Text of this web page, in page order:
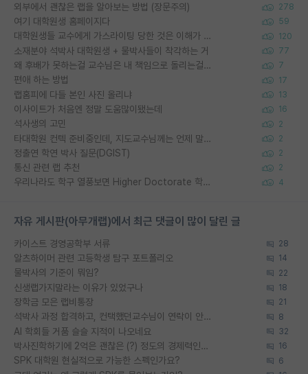
외부에서 괜찮은 랩을 알아보는 방법 (장문주의) 278
여기 대학원생 홈페이지다 59
대학원생들 교수에게 가스라이팅 당한 것은 이해가 갑니다. 안타깝네요. 120
소재분야 석박사 대학원생 + 물박사들이 착각하는 거 77
왜 후배가 못하는걸 교수님은 내 책임으로 돌리는걸까요? 7
편애 하는 방법 17
랩홈피에 다들 본인 사진 올리냐 13
이사이트가 처음엔 정말 도움많이됐는데 16
석사생의 고민 2
타대학원 컨텍 준비중인데, 지도교수님께는 언제 말씀드려야 할까요? 2
정출연 학연 박사 질문(DGIST) 2
통신 관련 랩 추천 2
우리나라도 학구 열풍보면 Higher Doctorate 학위가 필요하다고 봅니다. 4
자유 게시판(아무개랩)에서 최근 댓글이 많이 달린 글
카이스트 경영공학부 서류 28
알츠하이머 관련 고등학생 탐구 포트폴리오 14
물박사의 기준이 뭐임? 22
신생랩가지말라는 이유가 있었구나 18
장학금 모은 랩비통장 21
석박사 과정 합격하고, 컨택했던교수님이 연락이 안됩니다... 8
AI 학회들 거품 슬슬 지적이 나오네요 32
박사진학하기에 2억은 괜찮은 (?) 정도의 경제력인가요 16
SPK 대학원 현실적으로 가능한 스펙인가요? 6